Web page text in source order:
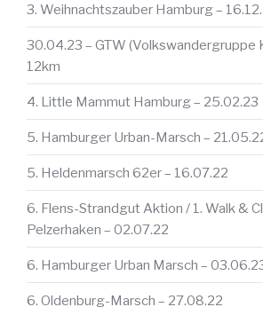
3. Weihnachtszauber Hamburg –
30.04.23 – GTW (Volkswandergruppe
12km
4. Little Mammut Hamburg – 25.02.23
5. Hamburger Urban-Marsch –
5. Heldenmarsch 62er – 16.07.22
6. Flens-Strandgut Aktion / 1. Walk &
Pelzerhaken – 02.07.22
6. Hamburger Urban Marsch –
6. Oldenburg-Marsch – 27.08.22